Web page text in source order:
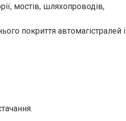
мостів, шляхопроводів,
покриття автомагістралей і